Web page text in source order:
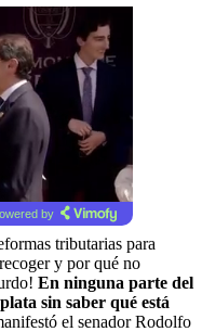
by
tributarias para
y por qué no
En ninguna parte del
sin saber qué está
el senador Rodolfo